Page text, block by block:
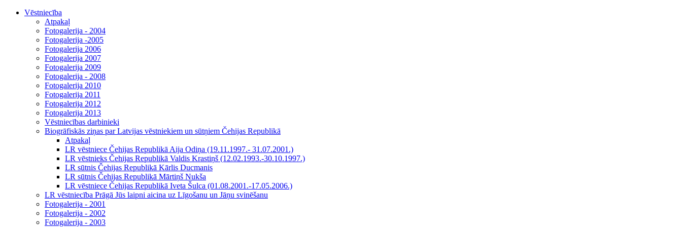
Vēstniecība
Atpakaļ
Fotogalerija - 2004
Fotogalerija -2005
Fotogalerija 2006
Fotogalerija 2007
Fotogalerija 2009
Fotogalerija - 2008
Fotogalerija 2010
Fotogalerija 2011
Fotogalerija 2012
Fotogalerija 2013
Vēstniecības darbinieki
Biogrāfiskās ziņas par Latvijas vēstniekiem un sūtņiem Čehijas Republikā
Atpakaļ
LR vēstniece Čehijas Republikā Aija Odiņa (19.11.1997.- 31.07.2001.)
LR vēstnieks Čehijas Republikā Valdis Krastiņš (12.02.1993.-30.10.1997.)
LR sūtnis Čehijas Republikā Kārlis Ducmanis
LR sūtnis Čehijas Republikā Mārtiņš Nukša
LR vēstniece Čehijas Republikā Iveta Šulca (01.08.2001.-17.05.2006.)
LR vēstniecība Prāgā Jūs laipni aicina uz Līgošanu un Jāņu svinēšanu
Fotogalerija - 2001
Fotogalerija - 2002
Fotogalerija - 2003